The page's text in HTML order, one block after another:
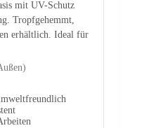
mit UV-Schutz
Tropfgehemmt,
erhältlich. Ideal für